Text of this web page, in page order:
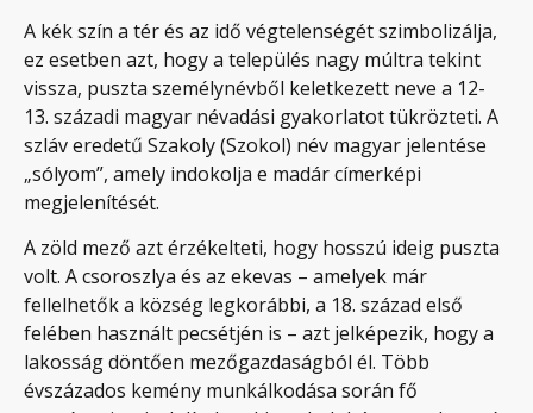
A kék szín a tér és az idő végtelenségét szimbolizálja,
ez esetben azt, hogy a település nagy múltra tekint
vissza, puszta személynévből keletkezett neve a 12-
13. századi magyar névadási gyakorlatot tükrözteti. A
szláv eredetű Szakoly (Szokol) név magyar jelentése
„sólyom”, amely indokolja e madár címerképi
megjelenítését.
A zöld mező azt érzékelteti, hogy hosszú ideig puszta
volt. A csoroszlya és az ekevas – amelyek már
fellelhetők a község legkorábbi, a 18. század első
felében használt pecsétjén is – azt jelképezik, hogy a
lakosság döntően mezőgazdaságból él. Több
évszázados kemény munkálkodása során fő